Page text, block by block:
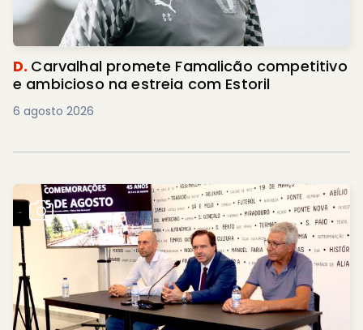
D. Carvalhal promete Famalicão competitivo
e ambicioso na estreia com Estoril
6 agosto 2026